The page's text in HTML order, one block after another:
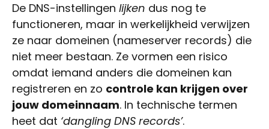
De DNS-instellingen lijken dus nog te
functioneren, maar in werkelijkheid verwijzen
ze naar domeinen (nameserver records) die
niet meer bestaan. Ze vormen een risico
omdat iemand anders die domeinen kan
registreren en zo controle kan krijgen over
jouw domeinnaam. In technische termen
heet dat ‘dangling DNS records’.